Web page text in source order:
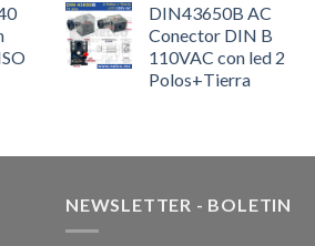
DIN43650B AC
Conector DIN B
110VAC con led 2
Polos+Tierra
NEWSLETTER - BOLETIN